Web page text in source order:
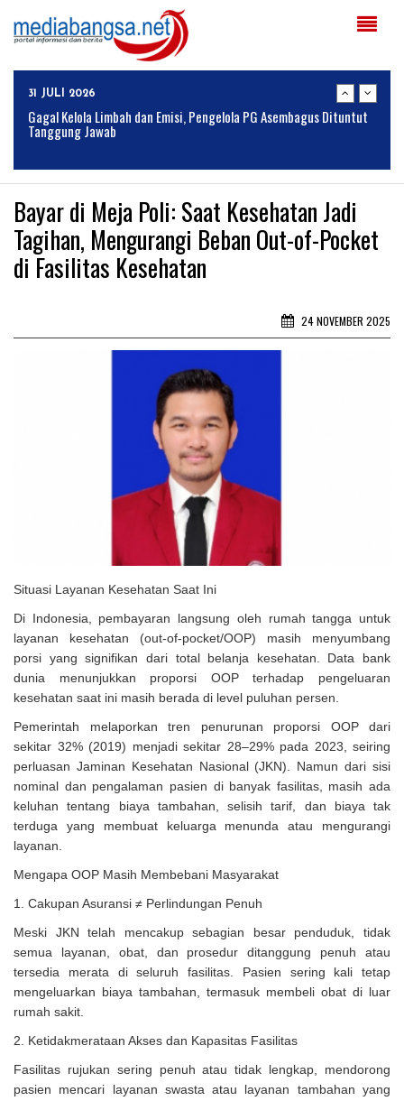
04 AGUSTUS 2026
Solusi Tingkatkan Keaktifan Peserta JKN, Banyuwangi Jadi Lokasi
Uji Coba Program NADI JKN
31 JULI 2026
Gagal Kelola Limbah dan Emisi, Pengelola PG Asembagus Dituntut
Tanggung Jawab
Lahan SAE Paswangi Kembali Memasuki Masa Panen Padi, Proyeksi
Hasil Capai 2,4 Ton Gabah
24 JULI 2026
Armed Jember, Ormas MADAS, dan Media Online Jejak-Indonesia.id
Perkuat Sinergitas Lewat Ngopi Bareng di Patrang
BULOG Perkuat Sinergi Bersama Komisi IV DPR RI untuk
Mendukung Ketahanan Pangan Nasional
Solusi Tingkatkan Keaktifan Peserta JKN, Banyuwangi Jadi Lokasi
Uji Coba Program NADI JKN
Bayar di Meja Poli: Saat Kesehatan Jadi
Tagihan, Mengurangi Beban Out-of-Pocket
di Fasilitas Kesehatan
24 NOVEMBER 2025
Situasi Layanan Kesehatan Saat Ini
Di Indonesia, pembayaran langsung oleh rumah tangga untuk
layanan kesehatan (out-of-pocket/OOP) masih menyumbang
porsi yang signifikan dari total belanja kesehatan. Data bank
dunia menunjukkan proporsi OOP terhadap pengeluaran
kesehatan saat ini masih berada di level puluhan persen.
Pemerintah melaporkan tren penurunan proporsi OOP dari
sekitar 32% (2019) menjadi sekitar 28–29% pada 2023, seiring
perluasan Jaminan Kesehatan Nasional (JKN). Namun dari sisi
nominal dan pengalaman pasien di banyak fasilitas, masih ada
keluhan tentang biaya tambahan, selisih tarif, dan biaya tak
terduga yang membuat keluarga menunda atau mengurangi
layanan.
Mengapa OOP Masih Membebani Masyarakat
1. Cakupan Asuransi ≠ Perlindungan Penuh
Meski JKN telah mencakup sebagian besar penduduk, tidak
semua layanan, obat, dan prosedur ditanggung penuh atau
tersedia merata di seluruh fasilitas. Pasien sering kali tetap
mengeluarkan biaya tambahan, termasuk membeli obat di luar
rumah sakit.
2. Ketidakmerataan Akses dan Kapasitas Fasilitas
Fasilitas rujukan sering penuh atau tidak lengkap, mendorong
pasien mencari layanan swasta atau layanan tambahan yang